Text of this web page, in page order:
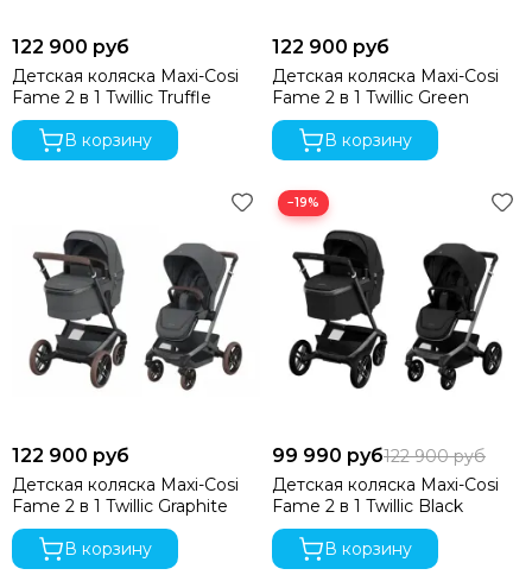
Bumbleride
Cam
Chicco
Comotomo
CottonMoose
Drema BabyDou
Ducle
Ellipse
Elodie
Erbesi
Hartan
Happy Baby
Heorshe
Hoppi
Incanto
122 900 руб
Детская коляска Maxi-Cosi
Fame 2 в 1 Twillic Truffle
В корзину
122 900 руб
Детская коляска Maxi-Cosi
Fame 2 в 1 Twillic Green
В корзину
122 900 руб
Детская коляска Maxi-Cosi
Fame 2 в 1 Twillic Graphite
В корзину
−19%
99 990 руб122 900 руб
Детская коляска Maxi-Cosi
Fame 2 в 1 Twillic Black
В корзину